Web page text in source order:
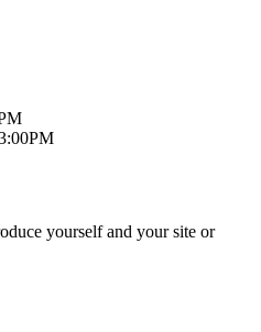
yourself and your site or